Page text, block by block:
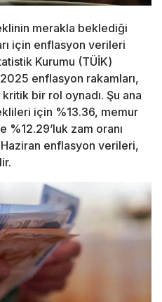
merakla beklediği
için enflasyon verileri
Kurumu (TÜİK)
enflasyon rakamları,
bir rol oynadı. Şu ana
için %13.36, memur
zam oranı
enflasyon verileri,